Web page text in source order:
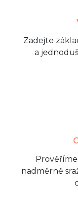
Zadejte
a
nadměrně